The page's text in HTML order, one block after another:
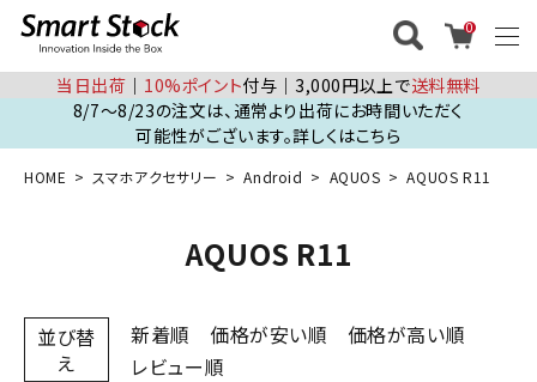
0
当日出荷 │ 10%ポイント付与│3,000円以上で送料無料
8/7～8/23の注文は、通常より出荷にお時間いただく
可能性がございます。詳しくはこちら
HOME スマホアクセサリー Android AQUOS AQUOS R11
AQUOS R11
並び替
え
新着順 価格が安い順
価格が高い順
レビュー順